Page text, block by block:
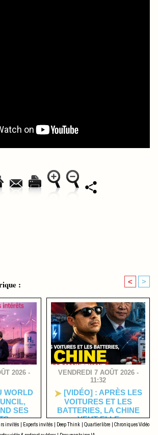
: < >
2026 -
WORLD
SES
VENDREDI 7 AOÛT 2026 -
11:32
[VIDÉO] : APRÈS LES
VOITURES ET LES
BATTERIES, LA CHINE
VEUT-ELLE
MAINTENANT PRENDRE
invités | Experts invités | Deep Think | Quartier libre | Chroniques Vidéo